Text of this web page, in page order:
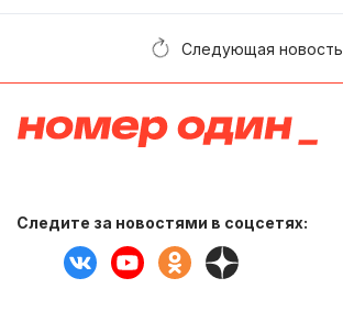
Следующая новость
Следите за новостями в соцсетях: